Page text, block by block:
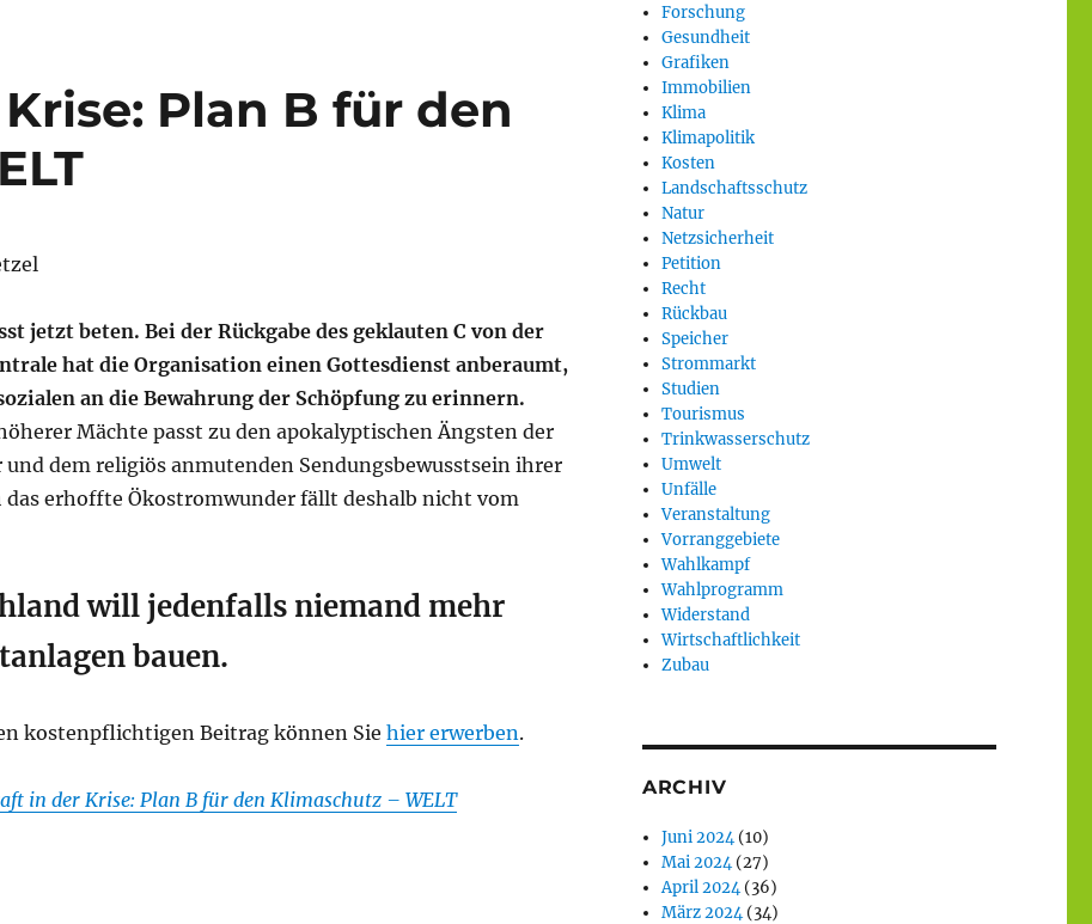
Plan B für den
jetzt beten. Bei der Rückgabe des geklauten C von der
hat die Organisation einen Gottesdienst anberaumt,
an die Bewahrung der Schöpfung zu erinnern.
Mächte passt zu den apokalyptischen Ängsten der
dem religiös anmutenden Sendungsbewusstsein ihrer
das erhoffte Ökostromwunder fällt deshalb nicht vom
will jedenfalls niemand mehr
bauen.
kostenpflichtigen Beitrag können Sie hier erwerben.
in der Krise: Plan B für den Klimaschutz – WELT
Forschung
Gesundheit
Grafiken
Immobilien
Klima
Klimapolitik
Kosten
Landschaftsschutz
Natur
Netzsicherheit
Petition
Recht
Rückbau
Speicher
Strommarkt
Studien
Tourismus
Trinkwasserschutz
Umwelt
Unfälle
Veranstaltung
Vorranggebiete
Wahlkampf
Wahlprogramm
Widerstand
Wirtschaftlichkeit
Zubau
ARCHIV
Juni 2024(10)
Mai 2024(27)
April 2024(36)
März 2024(34)